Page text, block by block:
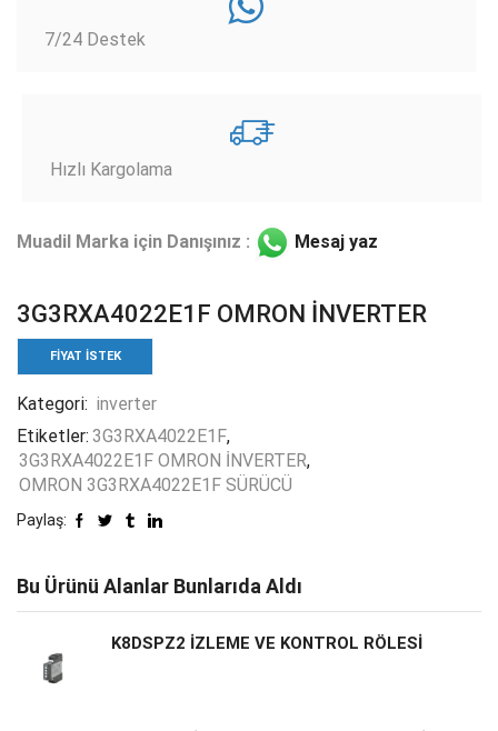
7/24 Destek
Hızlı Kargolama
Muadil Marka için Danışınız : Mesaj yaz
3G3RXA4022E1F OMRON İNVERTER
FIYAT ISTEK
Kategori: inverter
Etiketler: 3G3RXA4022E1F,
3G3RXA4022E1F OMRON İNVERTER,
OMRON 3G3RXA4022E1F SÜRÜCÜ
Paylaş:
Bu Ürünü Alanlar Bunlarıda Aldı
K8DSPZ2 İZLEME VE KONTROL RÖLESİ